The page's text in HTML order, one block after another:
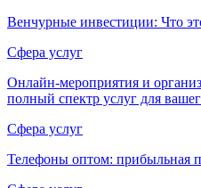
Венчурные инвестиции: Что
Сфера услуг
Онлайн-мероприятия и
полный спектр услуг для
Сфера услуг
Телефоны оптом: прибыльная